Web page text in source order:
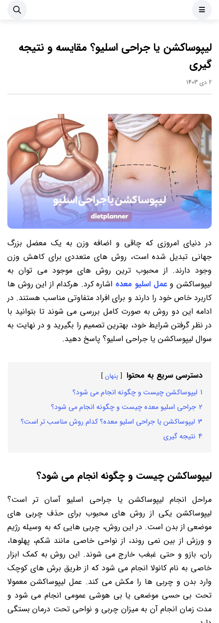
لیپوساکشن یا جراحی اسلیو؟ مقایسه و نتیجه
گیری
2 دی 1403
در دنیای امروزی که چاقی و اضافه وزن به یک معضل بزرگ
جهانی تبدیل شده است، روش های متعددی برای کاهش وزن
وجود دارند. از محبوب ترین روش های موجود می توان به
لیپوساکشن وعمل اسلیو معده اشاره کرد. هرکدام از این روش ها
کاربرد خاص خود را دارند و برای افراد متفاوتی مناسب هستند. در
ادامه این دو روش به صورت کامل بررسی می شوند تا بتوانید با
در نظر گرفتن شرایط خود، بهترین تصمیم را بگیرید و در نهایت به
سوال لیپوساکشن یا جراحی اسلیو؟ پاسخ دهید.
دسترسی سریع به محتوا پنهان
1 لیپوساکشن چیست و چگونه انجام می شود؟
2 جراحی اسلیو معده چیست و چگونه انجام می شود؟
3 لیپوساکشن یا جراحی اسلیو معده؟ کدام روش مناسب تر است؟
4 نتیجه گیری
لیپوساکشن چیست و چگونه انجام می شود؟
مراحل انجام لیپوساکشن یا جراحی اسلیو آسان تر است؟
لیپوساکشن یکی از روش های محبوب برای حذف چربی های
موضعی از بدن است. در این روش، چربی هایی که به وسیله رژیم
و ورزش از بین نمی روند، از نواحی خاصی مانند شکم، پهلوها،
ران، بازو و حتی غبغب خارج می شوند. این روش به کمک ابزار
خاصی به نام کانولا انجام می شود که از طریق برش های کوچک
وارد بدن و چربی ها را مکش می کند. عمل لیپوساکشن معمولا
تحت بی حسی موضعی یا بی هوشی عمومی انجام می شود و
مدت زمان انجام آن به میزان چربی و نواحی تحت درمان بستگی